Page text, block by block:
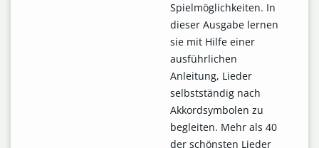
Spielmöglichkeiten. In
dieser Ausgabe lernen
sie mit Hilfe einer
ausführlichen
Anleitung, Lieder
selbstständig nach
Akkordsymbolen zu
begleiten. Mehr als 40
der schönsten Lieder